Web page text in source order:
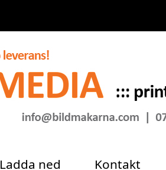
Ladda ned Kontakt